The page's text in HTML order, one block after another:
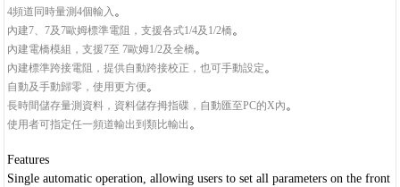
4頻道同時量測4個輸入 。
內建7、7及7歐姆標準電阻，支援各式1/4及1/2橋。
內建電橋模組，支援7至 7歐姆1/2及全橋。
內建標準跨接電阻，提供自動跨接校正，也可手動設定。
自動及手動歸零，使用更方便。
長時間儲存量測資料，資料儲存拇指碟，自動匯至PC的X內。
使用者可指定任一頻道輸出到類比輸出 。
Features
Single automatic operation, allowing users to set all parameters on the front